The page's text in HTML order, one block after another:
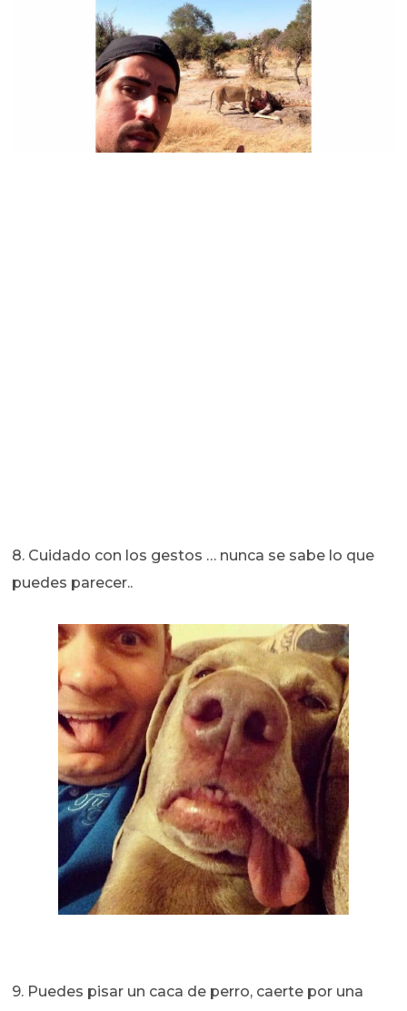
8. Cuidado con los gestos … nunca se sabe lo que
puedes parecer..
9. Puedes pisar un caca de perro, caerte por una